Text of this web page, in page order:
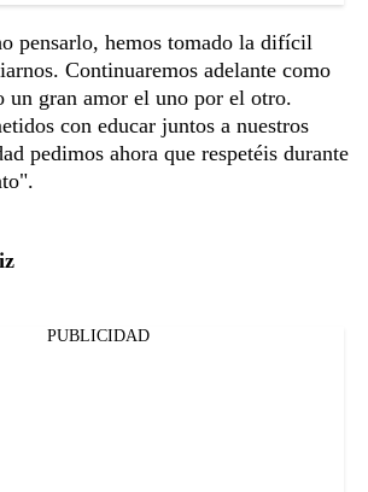
pensarlo, hemos tomado la difícil
Continuaremos adelante como
un gran amor el uno por el otro.
con educar juntos a nuestros
pedimos ahora que respetéis durante
PUBLICIDAD